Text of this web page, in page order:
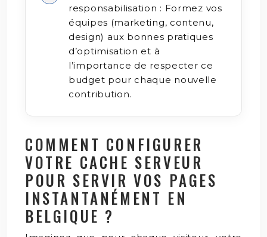
responsabilisation : Formez vos
équipes (marketing, contenu,
design) aux bonnes pratiques
d’optimisation et à
l’importance de respecter ce
budget pour chaque nouvelle
contribution.
COMMENT CONFIGURER
VOTRE CACHE SERVEUR
POUR SERVIR VOS PAGES
INSTANTANÉMENT EN
BELGIQUE ?